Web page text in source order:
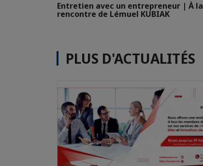
Entretien avec un entrepreneur | À la
rencontre de Lémuel KUBIAK
PLUS D'ACTUALITÉS